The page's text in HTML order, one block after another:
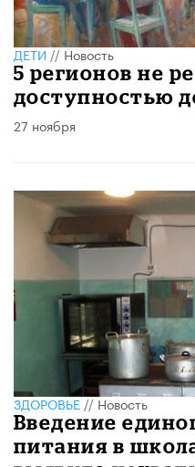
ДЕТИ//Новость
5 регионов не
доступностью
27 ноября
ЗДОРОВЬЕ//Новость
Введение
питания в